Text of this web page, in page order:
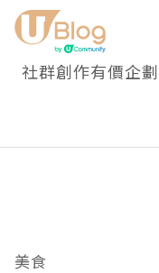
社群創作有價企劃
美食